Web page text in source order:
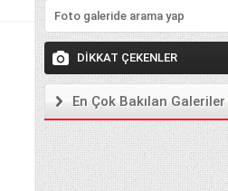
Ekleyiniz
DİKKAT ÇEKENLER
En Çok Bakılan Galeriler